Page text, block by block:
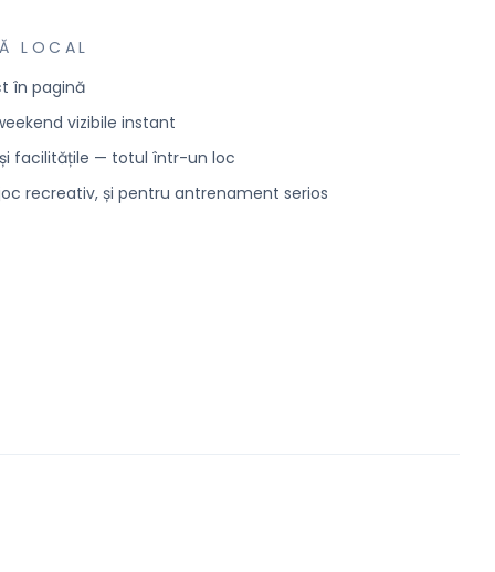
LOCAL
în pagină
vizibile instant
facilitățile — totul într-un loc
recreativ, și pentru antrenament serios